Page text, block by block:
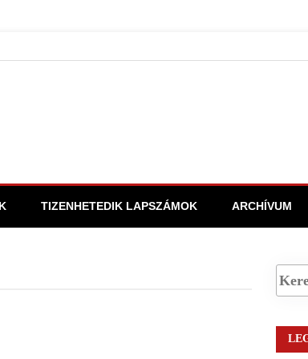
TIZENHETEDIK LAPSZÁMOK ARCHÍVUM